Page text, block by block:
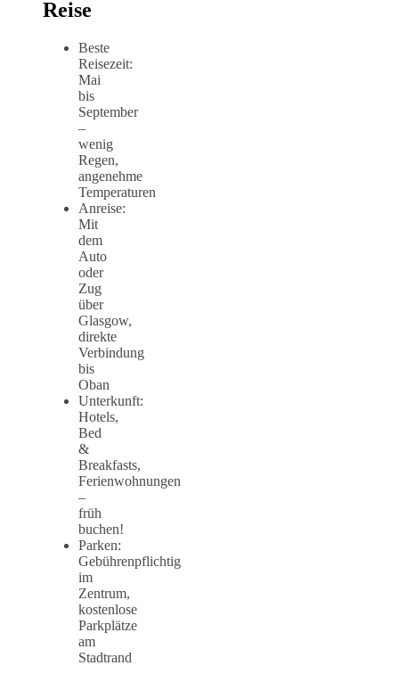
Reise
Beste
Reisezeit:
Mai
bis
September
–
wenig
Regen,
angenehme
Temperaturen
Anreise:
Mit
dem
Auto
oder
Zug
über
Glasgow,
direkte
Verbindung
bis
Oban
Unterkunft:
Hotels,
Bed
&
Breakfasts,
Ferienwohnungen
–
früh
buchen!
Parken:
Gebührenpflichtig
im
Zentrum,
kostenlose
Parkplätze
am
Stadtrand